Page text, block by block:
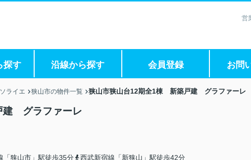
営
探す 沿線から探す 会員登録 お問
ライエ 狭山市の物件一覧 狭山市狭山台12期全1棟 新築戸建 グラファーレ
建 グラファーレ
「狭山市」駅徒歩35分 西武新宿線「新狭山」駅徒歩42分